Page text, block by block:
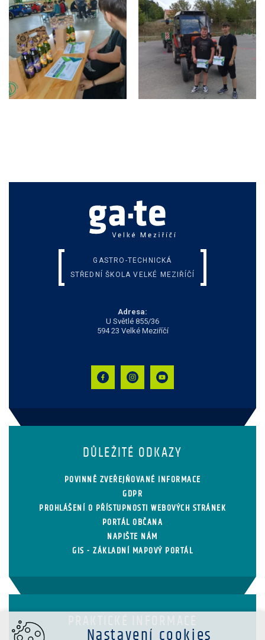
GASTRO-TECHNICKÁ
STŘEDNÍ ŠKOLA VELKÉ MEZIŘÍČÍ
Adresa:
U Světlé 855/36
594 23 Velké Meziříčí
DŮLEŽITÉ ODKAZY
POVINNĚ ZVEŘEJŇOVANÉ INFORMACE
GDPR
PROHLÁŠENÍ O PŘÍSTUPNOSTI WEBOVÝCH STRÁNEK
PORTÁL OBČANA
NAPIŠTE NÁM
GIS - ZÁKLADNÍ MAPOVÝ PORTÁL
Nastavení cookies